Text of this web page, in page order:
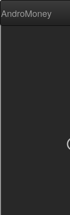
AndroMoney